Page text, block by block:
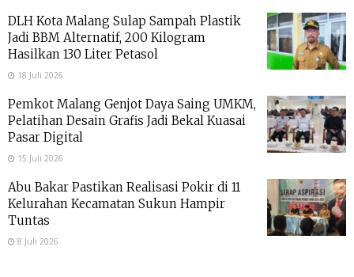
DLH Kota Malang Sulap Sampah Plastik
Jadi BBM Alternatif, 200 Kilogram
Hasilkan 130 Liter Petasol
18 Juli 2026
Pemkot Malang Genjot Daya Saing UMKM,
Pelatihan Desain Grafis Jadi Bekal Kuasai
Pasar Digital
15 Juli 2026
Abu Bakar Pastikan Realisasi Pokir di 11
Kelurahan Kecamatan Sukun Hampir
Tuntas
8 Juli 2026